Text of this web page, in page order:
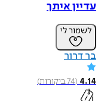
עדיין איתך
לשמור לי
בר דרור
4.14
(
74ביקורות)